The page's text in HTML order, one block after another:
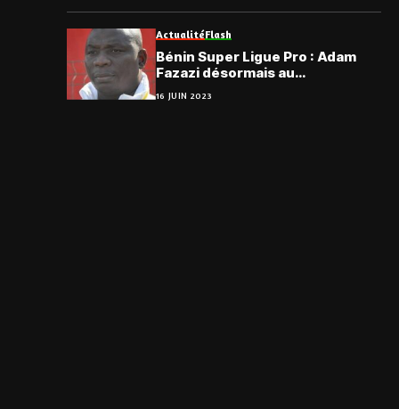
ActualitéFlash
Bénin Super Ligue Pro : Adam
Fazazi désormais au
commandes du staff technique
de l’ASPAC
16 JUIN 2023